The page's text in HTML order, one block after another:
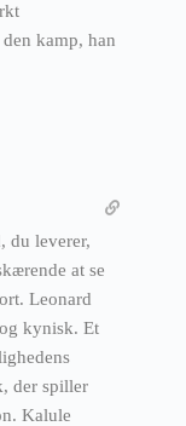
kamp, han
du leverer,
at se
Leonard
kynisk. Et
der spiller
Kalule